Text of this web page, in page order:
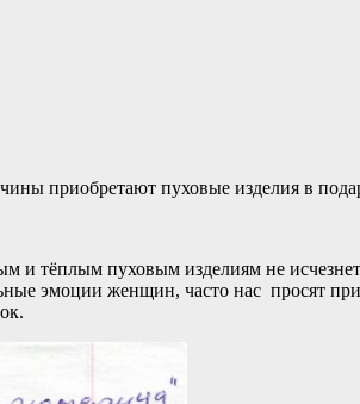
приобретают пуховые изделия в
тёплым пуховым изделиям не
эмоции женщин, часто нас просят